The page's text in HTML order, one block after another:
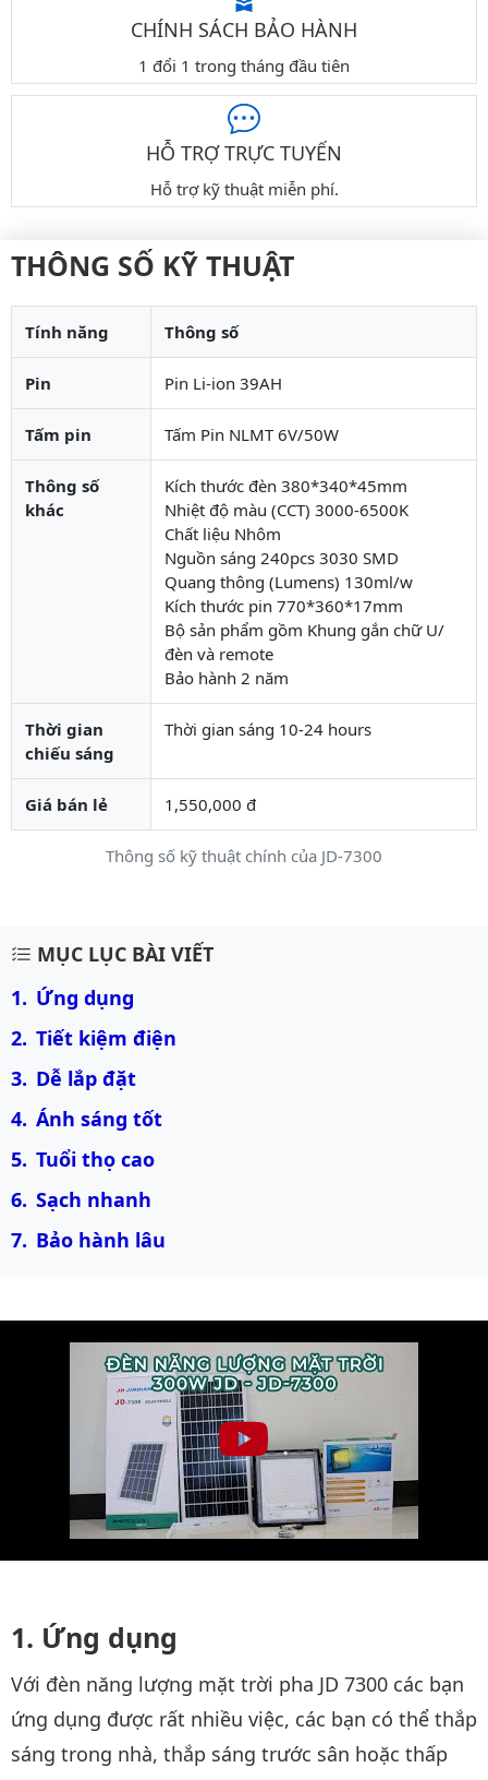
CHÍNH SÁCH BẢO HÀNH
1 đổi 1 trong tháng đầu tiên
HỖ TRỢ TRỰC TUYẾN
Hỗ trợ kỹ thuật miễn phí.
THÔNG SỐ KỸ THUẬT
Thông số kỹ thuật chính của JD-7300
Tính năng Thông số
Pin Pin Li-ion 39AH
Tấm pin Tấm Pin NLMT 6V/50W
Thông số
khác
Kích thước đèn 380*340*45mm
Nhiệt độ màu (CCT) 3000-6500K
Chất liệu Nhôm
Nguồn sáng 240pcs 3030 SMD
Quang thông (Lumens) 130ml/w
Kích thước pin 770*360*17mm
Bộ sản phẩm gồm Khung gắn chữ U/
đèn và remote
Bảo hành 2 năm
Thời gian
chiếu sáng
Thời gian sáng 10-24 hours
Giá bán lẻ 1,550,000 đ
Mô tả chi tiết sản phẩm
MỤC LỤC BÀI VIẾT
Ứng dụng
Tiết kiệm điện
Dễ lắp đặt
Ánh sáng tốt
Tuổi thọ cao
Sạch nhanh
Bảo hành lâu
Ứng dụng
Với đèn năng lượng mặt trời pha JD 7300 các bạn
ứng dụng được rất nhiều việc, các bạn có thể thắp
sáng trong nhà, thắp sáng trước sân hoặc thấp